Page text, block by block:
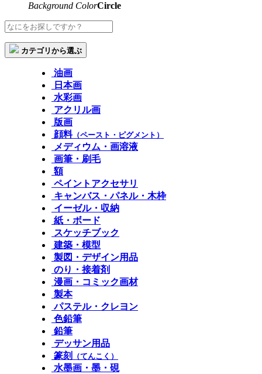
Background ColorCircle
カテゴリから選ぶ
油画
日本画
水彩画
アクリル画
版画
顔料（ペースト・ピグメント）
メディウム・画溶液
画筆・刷毛
額
ペイントアクセサリ
キャンバス・パネル・木枠
イーゼル・収納
紙・ボード
スケッチブック
建築・模型
製図・デザイン用品
のり・接着剤
漫画・コミック画材
製本
パステル・クレヨン
色鉛筆
鉛筆
デッサン用品
篆刻
（てんこく）
水墨画・墨・硯